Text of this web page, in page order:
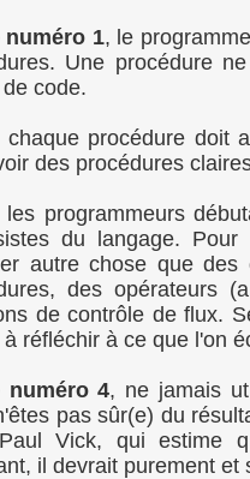
numéro 1, le
Une procédure
de code.
chaque procédure doit
des procédures
les programmeurs
du langage.
autre chose que
des opérateurs
de contrôle de flux.
réfléchir à ce que l'on
numéro 4, ne jamais
pas sûr(e) du
Vick, qui estime
il devrait purement et